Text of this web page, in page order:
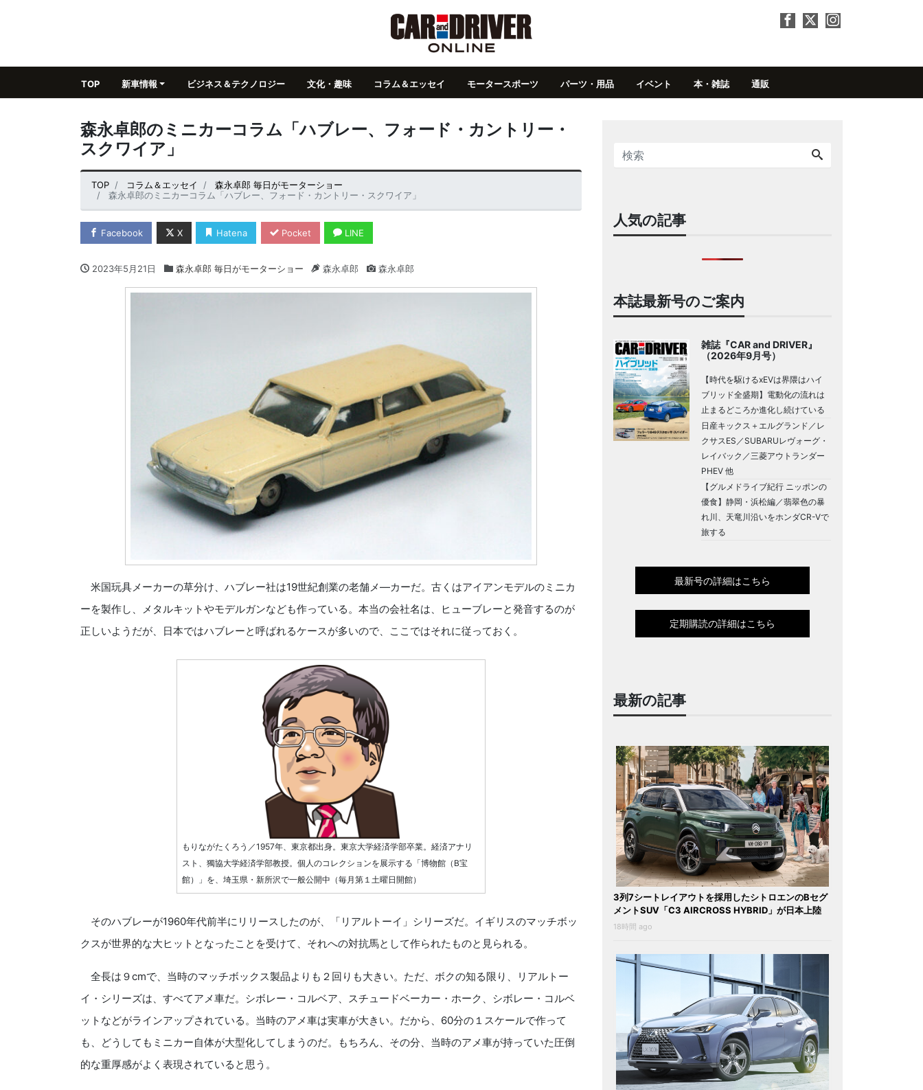
TOP 新車情報 ビジネス＆テクノロジー 文化・趣味 コラム＆エッセイ モータースポーツ パーツ・用品 イベント 本・雑誌 通販
森永卓郎のミニカーコラム「ハブレー、フォード・カントリー・
スクワイア」
TOP コラム＆エッセイ
森永卓郎 毎日がモーターショー
森永卓郎のミニカーコラム「ハブレー、フォード・カントリー・スクワイア」
Facebook X Hatena Pocket LINE
2023年5月21日 森永卓郎 毎日がモーターショー 森永卓郎 森永卓郎
米国玩具メーカーの草分け、ハブレー社は19世紀創業の老舗メ―カーだ。古くはアイアンモデルのミニカ
ーを製作し、メタルキットやモデルガンなども作っている。本当の会社名は、ヒューブレーと発音するのが
正しいようだが、日本ではハブレーと呼ばれるケースが多いので、ここではそれに従っておく。
もりながたくろう／1957年、東京都出身。東京大学経済学部卒業。経済アナリ
スト、獨協大学経済学部教授。個人のコレクションを展示する「博物館（B宝
館）」を、埼玉県・新所沢で一般公開中（毎月第１土曜日開館）
そのハブレーが1960年代前半にリリースしたのが、「リアルトーイ」シリーズだ。イギリスのマッチボッ
クスが世界的な大ヒットとなったことを受けて、それへの対抗馬として作られたものと見られる。
全長は９cmで、当時のマッチボックス製品よりも２回りも大きい。ただ、ボクの知る限り、リアルトー
イ・シリーズは、すべてアメ車だ。シボレー・コルベア、スチュードベーカー・ホーク、シボレー・コルベ
ットなどがラインアップされている。当時のアメ車は実車が大きい。だから、60分の１スケールで作って
も、どうしてもミニカー自体が大型化してしまうのだ。もちろん、その分、当時のアメ車が持っていた圧倒
的な重厚感がよく表現されていると思う。
人気の記事
本誌最新号のご案内
雑誌『CAR and DRIVER』
（2026年9月号）
【時代を駆けるxEVは界隈はハイ
ブリッド全盛期】電動化の流れは
止まるどころか進化し続けている
日産キックス＋エルグランド／レ
クサスES／SUBARUレヴォーグ・
レイバック／三菱アウトランダー
PHEV 他
【グルメドライブ紀行 ニッポンの
優食】静岡・浜松編／翡翠色の暴
れ川、天竜川沿いをホンダCR-Vで
旅する
最新号の詳細はこちら
定期購読の詳細はこちら
最新の記事
3列7シートレイアウトを採用したシトロエンのBセグ
メントSUV「C3 AIRCROSS HYBRID」が日本上陸
18時間 ago